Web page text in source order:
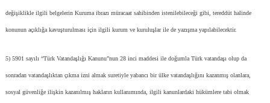
değişiklikle ilgili belgelerin Kuruma ibrazı müracaat sahibinden istenilebileceği gibi, tereddüt halinde
konunun açıklığa kavuşturulması için ilgili kurum ve kuruluşlar ile de yazışma yapılabilecektir.
5) 5901 sayılı “Türk Vatandaşlığı Kanunu”nun 28 inci maddesi ile doğumla Türk vatandaşı olup da
sonradan vatandaşlıktan çıkma izni almak suretiyle yabancı bir ülke vatandaşlığını kazanmış olanlara,
sosyal güvenliğe ilişkin kazanılmış hakların kullanımında, ilgili kanunlardaki hükümlere tabi olmak